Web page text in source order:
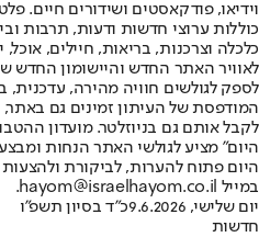
וידיאו, פודקאסטים ושידורים חיים.
כוללות ערוצי חדשות ודעות, תרבות
לאוויר האתר החדש והיישומון החדש
לספק לגולשים חוויה מהירה, עדכנית,
המודפסת של העיתון זמינים גם
לקבל אותם גם בניוזלטר. מועדון
היום" מציע לגולשי האתר הנחות
היום פתוח להערות, לביקורת
במייל hayom@israelhayom.co.il.
יום שלישי, 9.6.2026
כ"ד בסיון תשפ"ו
חדשות